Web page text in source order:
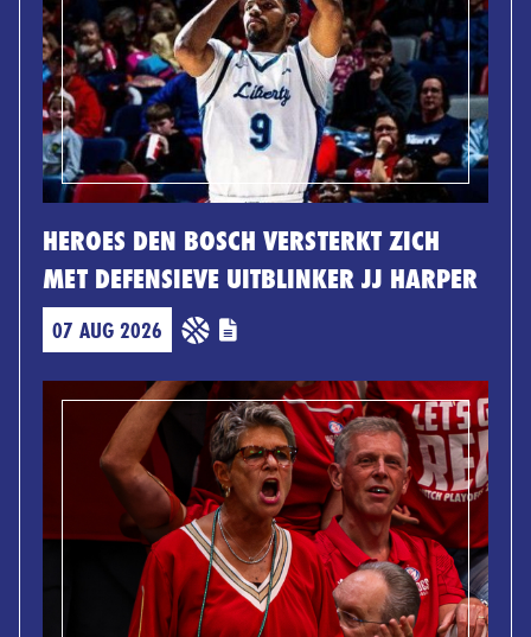
HEROES DEN BOSCH VERSTERKT ZICH
MET DEFENSIEVE UITBLINKER JJ HARPER
07 AUG 2026